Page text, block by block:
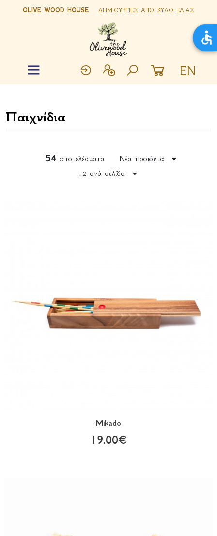
OLIVE WOOD HOUSE ΔΗΜΙΟΥΡΓΙΕΣ ΑΠΟ ΞΥΛΟ ΕΛΙΑΣ
EN
Παιχνίδια
54 αποτελέσματα
Νέα προϊόντα
12 ανά σελίδα
Mikado
19.00€